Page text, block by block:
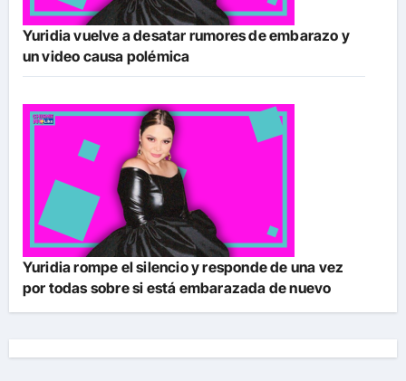
Yuridia vuelve a desatar rumores de embarazo y
un video causa polémica
Yuridia rompe el silencio y responde de una vez
por todas sobre si está embarazada de nuevo